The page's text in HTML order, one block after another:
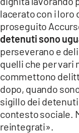
APPLE
lacerato con i loro
proseguito
detenuti sono
perseverano e
quelli che per
commettono
dopo, quando
sigillo dei
contesto sociale.
reintegrati».